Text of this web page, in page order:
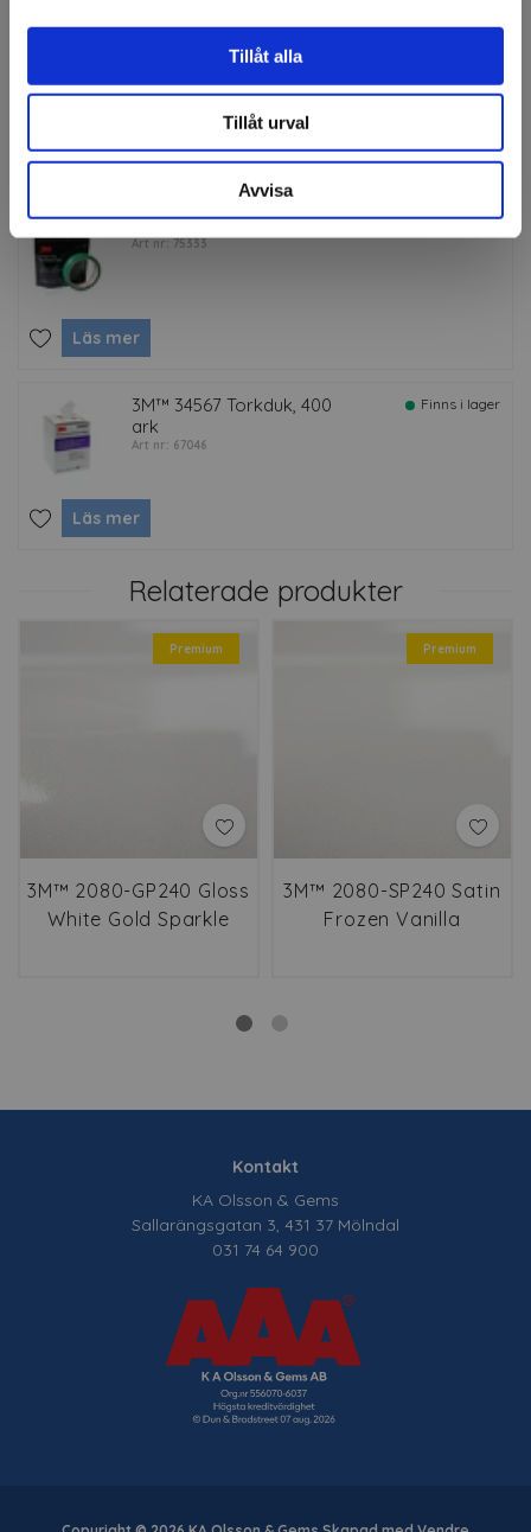
Tillåt alla
Tillåt urval
Avvisa
KA Wrap Squeegee
Läs mer
3M™ Knifeless™ Finish Line
Art nr: 75333
Finns i lager
Läs mer
3M™ 34567 Torkduk, 400
ark
Art nr: 67046
Finns i lager
Läs mer
Relaterade produkter
Premium
3M™ 2080-GP240 Gloss
White Gold Sparkle
Premium
3M™ 2080-SP240 Satin
Frozen Vanilla
Kontakt
KA Olsson & Gems
Sallarängsgatan 3, 431 37 Mölndal
031 74 64 900